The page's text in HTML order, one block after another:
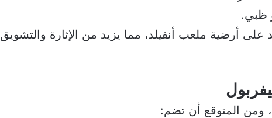
أرضية ملعب أنفيلد، مما يزيد من الإثارة والتشويق